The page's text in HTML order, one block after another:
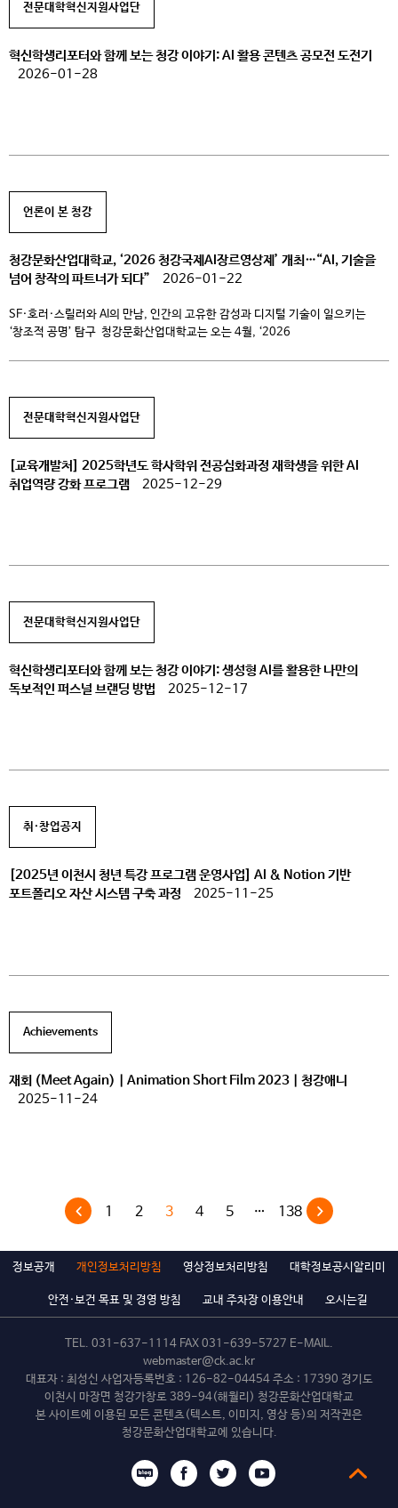
‘첫 번째 […]
전문대학혁신지원사업단
혁신학생리포터와 함께 보는 청강 이야기: AI 활용 콘텐츠 공모전 도전기
2026-01-28
언론이 본 청강
청강문화산업대학교, ‘2026 청강국제AI장르영상제’ 개최…“AI, 기술을
넘어 창작의 파트너가 되다”
2026-01-22
SF·호러·스릴러와 AI의 만남, 인간의 고유한 감성과 디지털 기술이 일으키는
‘창조적 공명’ 탐구 청강문화산업대학교는 오는 4월, ‘2026
도구가 […]
전문대학혁신지원사업단
[교육개발처] 2025학년도 학사학위 전공심화과정 재학생을 위한 AI
취업역량 강화 프로그램
2025-12-29
전문대학혁신지원사업단
혁신학생리포터와 함께 보는 청강 이야기: 생성형 AI를 활용한 나만의
독보적인 퍼스널 브랜딩 방법
2025-12-17
취·창업공지
[2025년 이천시 청년 특강 프로그램 운영사업] AI & Notion 기반
포트폴리오 자산 시스템 구축 과정
2025-11-25
Achievements
재회 (Meet Again)｜Animation Short Film 2023｜청강애니
2025-11-24
1 2 3 4 5 … 138
정보공개 개인정보처리방침 영상정보처리방침 대학정보공시알리미
안전·보건 목표 및 경영 방침 교내 주차장 이용안내 오시는길
TEL. 031-637-1114 FAX 031-639-5727 E-MAIL.
webmaster@ck.ac.kr
대표자 : 최성신 사업자등록번호 : 126-82-04454 주소 : 17390 경기도
이천시 마장면 청강가창로 389-94(해월리) 청강문화산업대학교
본 사이트에 이용된 모든 콘텐츠(텍스트, 이미지, 영상 등)의 저작권은
청강문화산업대학교에 있습니다.